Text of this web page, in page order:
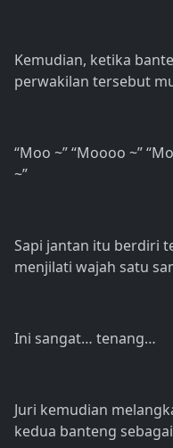
Kemudian, ketika
perwakilan tersebut
“Moo ~” “Moooo ~”
~”
Sapi jantan itu berdiri
menjilati wajah satu
Ini sangat… tenang…
Juri kemudian
kedua banteng